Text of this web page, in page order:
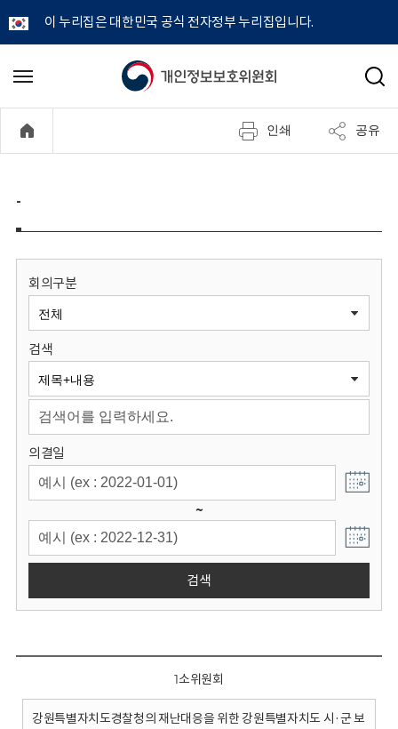
이 누리집은 대한민국 공식 전자정부 누리집입니다.
개
정
보
원
회
메
기
검
인쇄 공유
-
회의구분
검색
의결일
~
검색
1소위원회
강원특별자치도경찰청의 재난대응을 위한 강원특별자치도 시·군 보